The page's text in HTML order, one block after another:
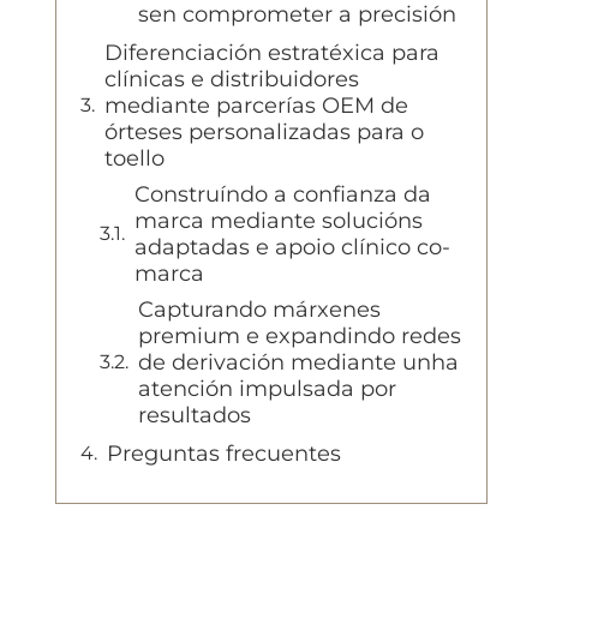
sen comprometer a precisión
Diferenciación estratéxica para
clínicas e distribuidores
mediante parcerías OEM de
órteses personalizadas para o
toello
Construíndo a confianza da
marca mediante solucións
adaptadas e apoio clínico co-
marca
Capturando márxenes
premium e expandindo redes
de derivación mediante unha
atención impulsada por
resultados
Preguntas frecuentes